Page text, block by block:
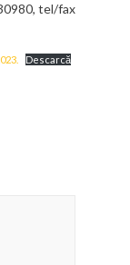
tel/fax
Descarcă